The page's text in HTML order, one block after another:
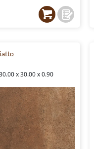
x 30.00 x 0.90